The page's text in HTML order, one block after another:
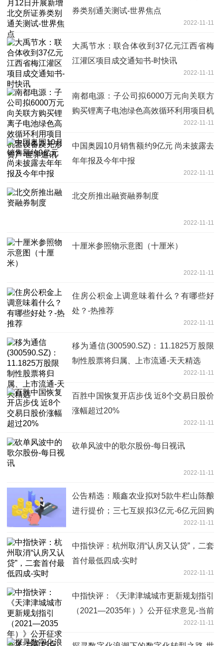
券类别通关测试-世界焦点
2022-11-11
大禹节水：联合体收到37亿元江西省梅
江灌区项目成交通知书-时快讯
2022-11-11
南都电源：子公司拟6000万元向关联方
购买锂离子电池绿色高效循环利用项目机
2022-11-11
中国奥园10月销售额约9亿元 尚未披露去
年年报及今年中报
2022-11-11
北交所推出融资融券制度
2022-11-11
十厘米参照物示意图（十厘米）
2022-11-11
住房公积金上调意味着什么？有哪些好
处？-热推荐
2022-11-11
移为通信(300590.SZ)：11.1825万股限
制性股票将归属、上市流通-天天精选
2022-11-11
百胜中国恢复开店步伐 近8个交易日股价
涨幅超过20%
2022-11-11
砍单风波中的歌尔股份-每日视讯
2022-11-11
公告精选：顺鑫农业拟对5款牛栏山陈酿
进行提价；三七互娱拟3亿元-6亿元回购
2022-11-11
中指快评：杭州取消“认房又认贷”，二套
首付最低四成-实时
2022-11-11
中指快评：《天津津城城市更新规划指引
（2021—2035年）》公开征求意见-当前
2022-11-11